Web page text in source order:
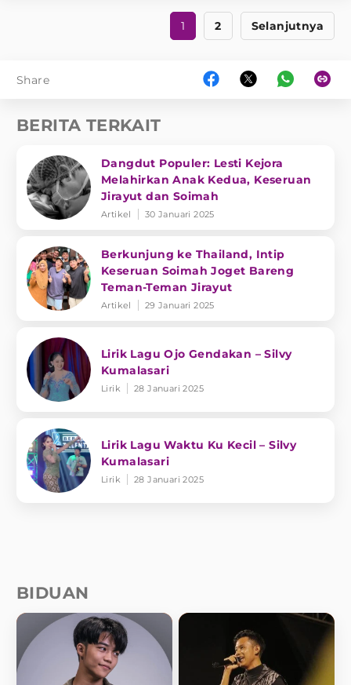
1 2 Selanjutnya
Share
BERITA TERKAIT
Dangdut Populer: Lesti Kejora
Melahirkan Anak Kedua, Keseruan
Jirayut dan Soimah
Artikel 30 Januari 2025
Berkunjung ke Thailand, Intip
Keseruan Soimah Joget Bareng
Teman-Teman Jirayut
Artikel 29 Januari 2025
Lirik Lagu Ojo Gendakan – Silvy
Kumalasari
Lirik 28 Januari 2025
Lirik Lagu Waktu Ku Kecil – Silvy
Kumalasari
Lirik 28 Januari 2025
BIDUAN